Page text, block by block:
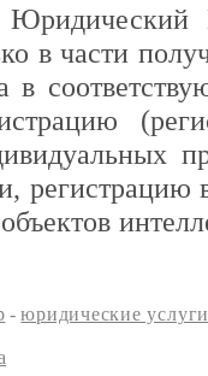
в части
в
регистрацию
-юридические